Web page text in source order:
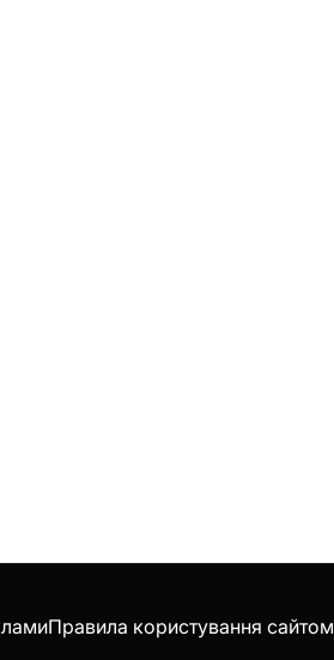
Правила користування сайтом